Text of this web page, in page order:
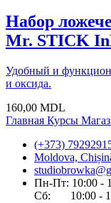
Набор
Mr. STICK
Удобный и
и оксида.
160,00 MDL
Главная Курсы
(+373)
Moldova,
Пн-Пт: 10:00 -
Сб: 10:00 -